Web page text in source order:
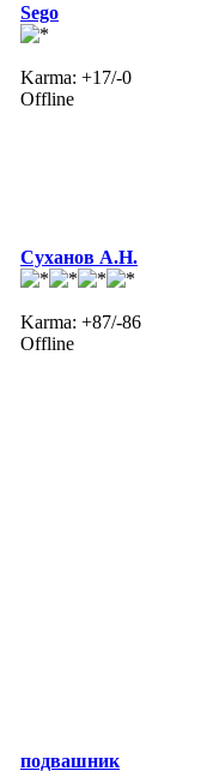
Sego
Karma: +17/-0
Offline
Суханов А.Н.
Karma: +87/-86
Offline
подвашник